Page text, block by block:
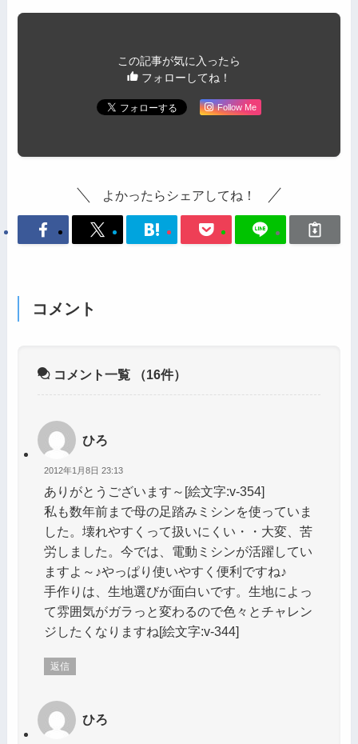
この記事が気に入ったら
フォローしてね！
Follow Me
よかったらシェアしてね！
コメント
コメント一覧 （16件）
ひろ
2012年1月8日 23:13
ありがとうございます～[絵文字:v-354]
私も数年前まで母の足踏みミシンを使っていま
した。壊れやすくって扱いにくい・・大変、苦
労しました。今では、電動ミシンが活躍してい
ますよ～♪やっぱり使いやすく便利ですね♪
手作りは、生地選びが面白いです。生地によっ
て雰囲気がガラっと変わるので色々とチャレン
ジしたくなりますね[絵文字:v-344]
返信
ひろ